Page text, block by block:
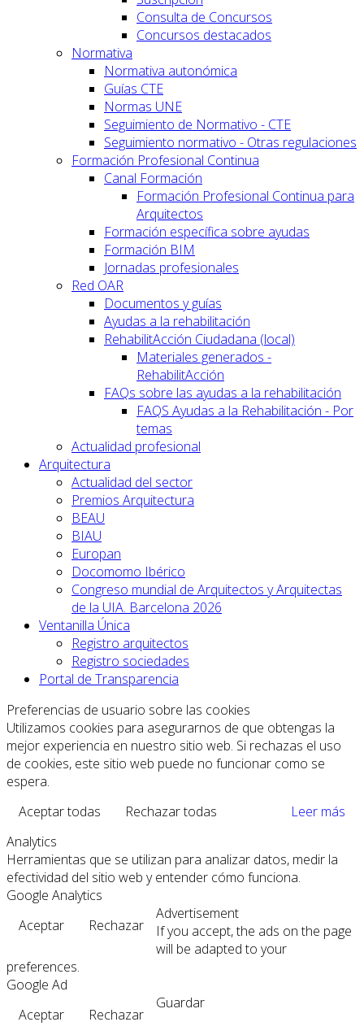
Consulta de Concursos
Concursos destacados
Normativa
Normativa autonómica
Guías CTE
Normas UNE
Seguimiento de Normativo - CTE
Seguimiento normativo - Otras regulaciones
Formación Profesional Continua
Canal Formación
Formación Profesional Continua para
Arquitectos
Formación específica sobre ayudas
Formación BIM
Jornadas profesionales
Red OAR
Documentos y guías
Ayudas a la rehabilitación
RehabilitAcción Ciudadana (local)
Materiales generados -
RehabilitAcción
FAQs sobre las ayudas a la rehabilitación
FAQS Ayudas a la Rehabilitación - Por
temas
Actualidad profesional
Arquitectura
Actualidad del sector
Premios Arquitectura
BEAU
BIAU
Europan
Docomomo Ibérico
Congreso mundial de Arquitectos y Arquitectas
de la UIA. Barcelona 2026
Ventanilla Única
Registro arquitectos
Registro sociedades
Portal de Transparencia
Preferencias de usuario sobre las cookies
Utilizamos cookies para asegurarnos de que obtengas la
mejor experiencia en nuestro sitio web. Si rechazas el uso
de cookies, este sitio web puede no funcionar como se
espera.
Aceptar todas
Rechazar todas
Leer más
Analytics
Herramientas que se utilizan para analizar datos, medir la
efectividad del sitio web y entender cómo funciona.
Google Analytics
Aceptar
Rechazar
Advertisement
If you accept, the ads on the page
will be adapted to your
preferences.
Google Ad
Aceptar
Rechazar
Guardar